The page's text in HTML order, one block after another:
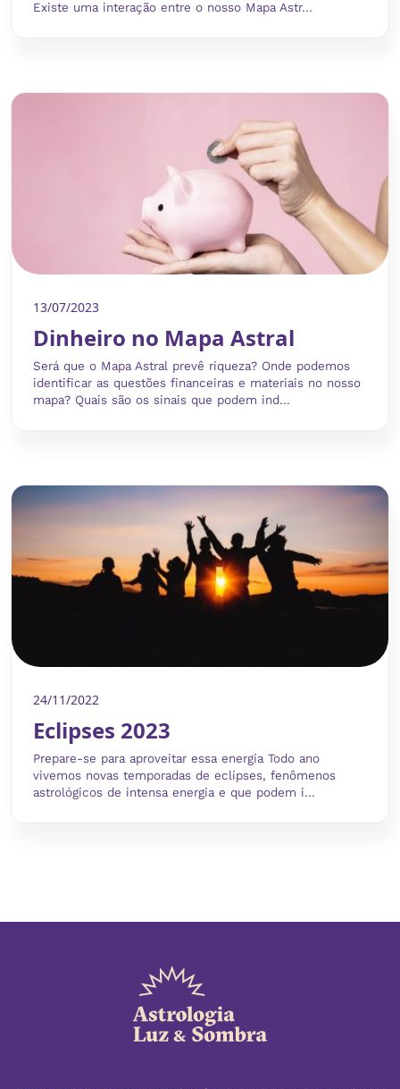
Existe uma interação entre o nosso Mapa Astr...
13/07/2023
Dinheiro no Mapa Astral
Será que o Mapa Astral prevê riqueza? Onde podemos
identificar as questões financeiras e materiais no nosso
mapa? Quais são os sinais que podem ind...
24/11/2022
Eclipses 2023
Prepare-se para aproveitar essa energia Todo ano
vivemos novas temporadas de eclipses, fenômenos
astrológicos de intensa energia e que podem i...